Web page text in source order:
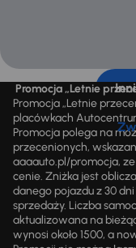
Promocja „Letnie
Promocja „Letnie
placówkach
Promocja polega na
przecenionych,
aaaauto.pl/promocja,
cenie. Zniżka jest
danego pojazdu z 30
sprzedaży. Liczba
aktualizowana na
wynosi około 1500, a